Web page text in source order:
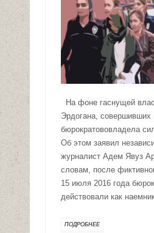
На фоне гаснущей
Эрдогана, совершивших
бюрократововладела
Об этом заявил
журналист Адем Явуз
словам, после
15 июля 2016 года
действовали как
ПОДРОБНЕЕ